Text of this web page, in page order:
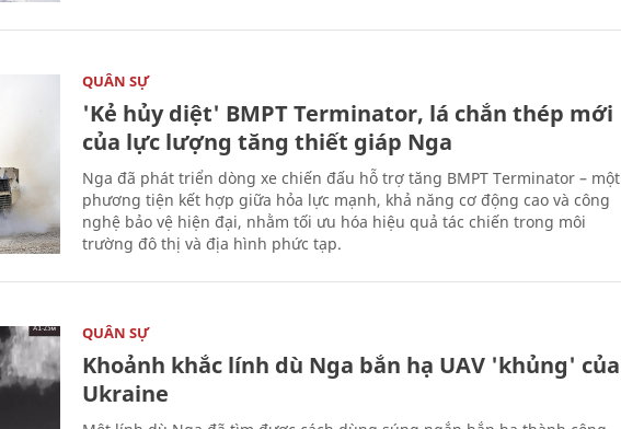
QUÂN SỰ
'Kẻ hủy diệt' BMPT Terminator, lá chắn thép mới
của lực lượng tăng thiết giáp Nga
Nga đã phát triển dòng xe chiến đấu hỗ trợ tăng BMPT Terminator – một
phương tiện kết hợp giữa hỏa lực mạnh, khả năng cơ động cao và công
nghệ bảo vệ hiện đại, nhằm tối ưu hóa hiệu quả tác chiến trong môi
trường đô thị và địa hình phức tạp.
QUÂN SỰ
Khoảnh khắc lính dù Nga bắn hạ UAV 'khủng' của
Ukraine